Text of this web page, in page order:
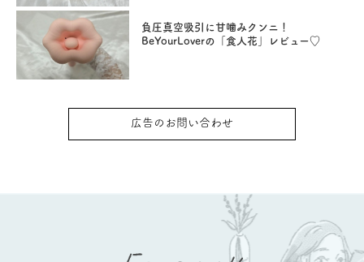
負圧真空吸引に甘噛みクンニ！
BeYourLoverの「食人花」レビュー♡
広告のお問い合わせ